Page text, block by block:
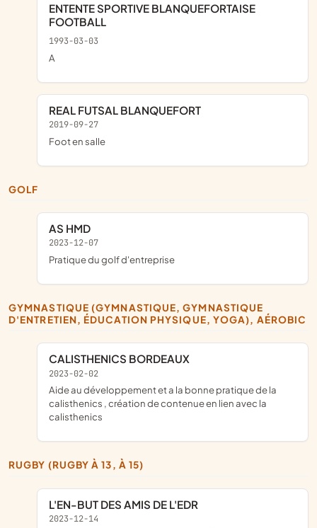
ENTENTE SPORTIVE BLANQUEFORTAISE
FOOTBALL
1993-03-03
a
REAL FUTSAL BLANQUEFORT
2019-09-27
foot en salle
GOLF
AS HMD
2023-12-07
pratique du golf d'entreprise
GYMNASTIQUE (GYMNASTIQUE, GYMNASTIQUE
D'ENTRETIEN, ÉDUCATION PHYSIQUE, YOGA), AÉROBIC
CALISTHENICS BORDEAUX
2023-02-02
aide au développement et a la bonne pratique de la
calisthenics , création de contenue en lien avec la
calisthenics
RUGBY (RUGBY À 13, À 15)
L'EN-BUT DES AMIS DE L'EDR
2023-12-14